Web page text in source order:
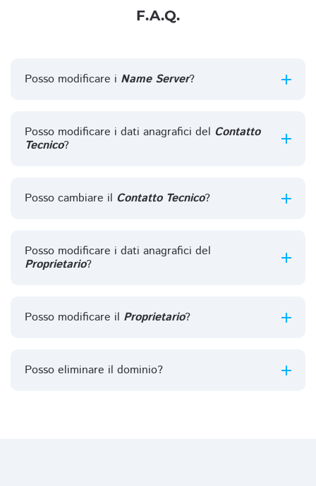
F.A.Q.
Posso modificare i Name Server?
Posso modificare i dati anagrafici del Contatto
Tecnico?
Posso cambiare il Contatto Tecnico?
Posso modificare i dati anagrafici del
Proprietario?
Posso modificare il Proprietario?
Posso eliminare il dominio?